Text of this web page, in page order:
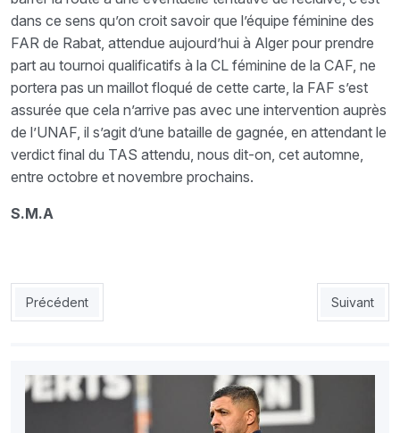
dans ce sens qu’on croit savoir que l’équipe féminine des
FAR de Rabat, attendue aujourd’hui à Alger pour prendre
part au tournoi qualificatifs à la CL féminine de la CAF, ne
portera pas un maillot floqué de cette carte, la FAF s’est
assurée que cela n’arrive pas avec une intervention auprès
de l’UNAF, il s’agit d’une bataille de gagnée, en attendant le
verdict final du TAS attendu, nous dit-on, cet automne,
entre octobre et novembre prochains.
S.M.A
Article précédent : LDC : Martins interdit de banc au prochain
Précédent Article
Suivant